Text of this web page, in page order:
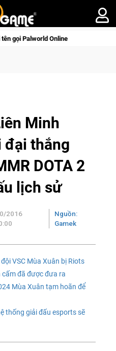
Online
Minh
đại thắng
DOTA 2
lịch sử
2016
Nguồn:
Gamek
VSC Mùa Xuân bị Riots
cấm đã được đưa ra
Mùa Xuân tạm hoãn để
thống giải đấu esports sẽ